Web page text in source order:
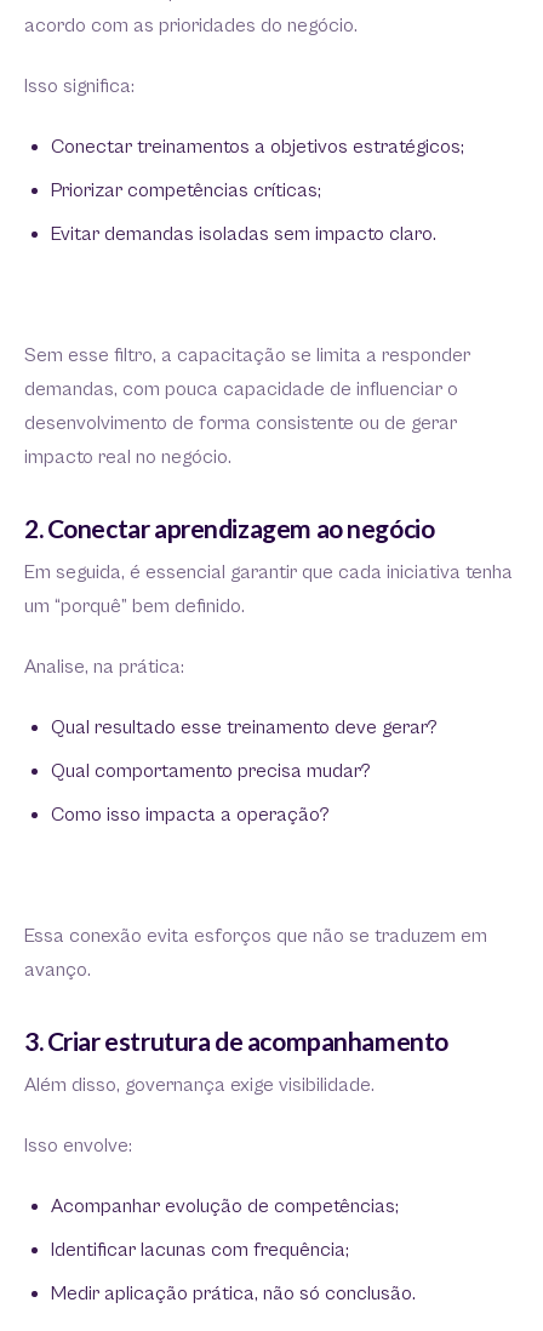
acordo com as prioridades do negócio.
Isso significa:
Conectar treinamentos a objetivos estratégicos;
Priorizar competências críticas;
Evitar demandas isoladas sem impacto claro.
Sem esse filtro, a capacitação se limita a responder
demandas, com pouca capacidade de influenciar o
desenvolvimento de forma consistente ou de gerar
impacto real no negócio.
2. Conectar aprendizagem ao negócio
Em seguida, é essencial garantir que cada iniciativa tenha
um “porquê” bem definido.
Analise, na prática:
Qual resultado esse treinamento deve gerar?
Qual comportamento precisa mudar?
Como isso impacta a operação?
Essa conexão evita esforços que não se traduzem em
avanço.
3. Criar estrutura de acompanhamento
Além disso, governança exige visibilidade.
Isso envolve:
Acompanhar evolução de competências;
Identificar lacunas com frequência;
Medir aplicação prática, não só conclusão.